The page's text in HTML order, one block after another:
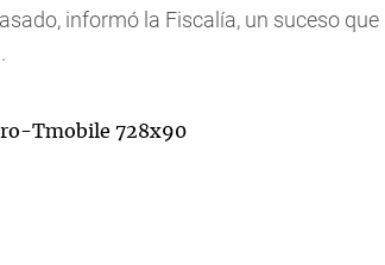
informó la Fiscalía, un suceso que